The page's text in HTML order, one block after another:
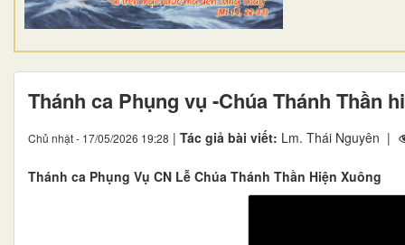
Thánh ca Phụng vụ -Chúa Thánh Thần
Chủ nhật - 17/05/2026 19:28 | Tác giả bài viết: Lm. Thái Nguyên |
Thánh ca Phụng Vụ CN Lễ Chúa Thánh Thần Hiện Xuông